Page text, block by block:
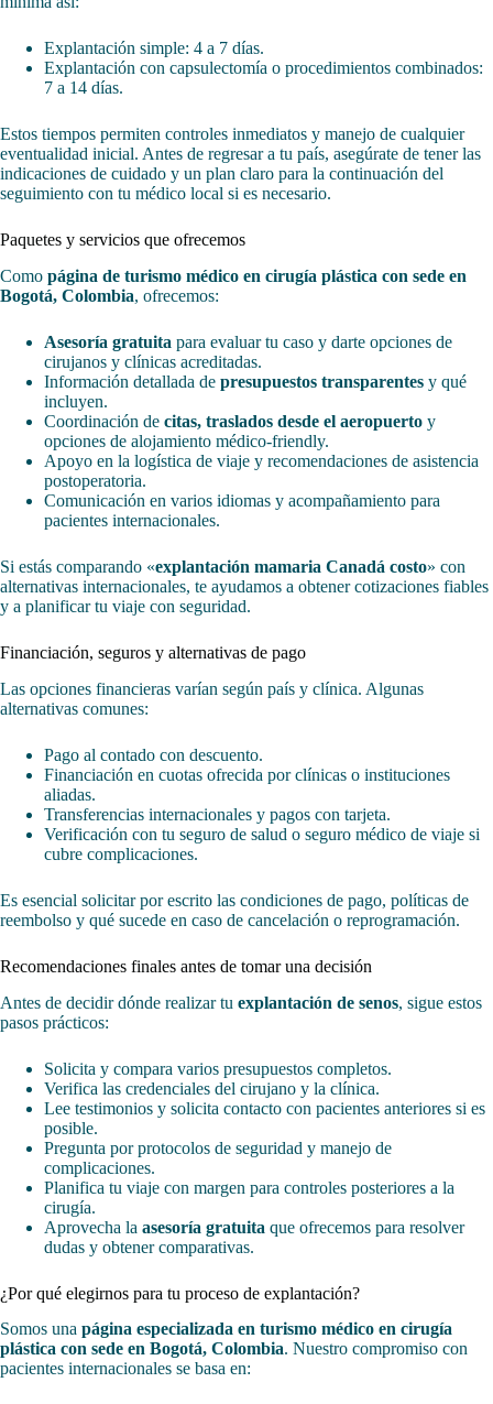
Explantación simple: 4 a 7 días.
Explantación con capsulectomía o procedimientos combinados:
7 a 14 días.
Estos tiempos permiten controles inmediatos y manejo de cualquier
eventualidad inicial. Antes de regresar a tu país, asegúrate de tener las
indicaciones de cuidado y un plan claro para la continuación del
seguimiento con tu médico local si es necesario.
Paquetes y servicios que ofrecemos
Como página de turismo médico en cirugía plástica con sede en
Bogotá, Colombia, ofrecemos:
Asesoría gratuita para evaluar tu caso y darte opciones de
cirujanos y clínicas acreditadas.
Información detallada de presupuestos transparentes y qué
incluyen.
Coordinación de citas, traslados desde el aeropuerto y
opciones de alojamiento médico-friendly.
Apoyo en la logística de viaje y recomendaciones de asistencia
postoperatoria.
Comunicación en varios idiomas y acompañamiento para
pacientes internacionales.
Si estás comparando «explantación mamaria Canadá costo» con
alternativas internacionales, te ayudamos a obtener cotizaciones fiables
y a planificar tu viaje con seguridad.
Financiación, seguros y alternativas de pago
Las opciones financieras varían según país y clínica. Algunas
alternativas comunes:
Pago al contado con descuento.
Financiación en cuotas ofrecida por clínicas o instituciones
aliadas.
Transferencias internacionales y pagos con tarjeta.
Verificación con tu seguro de salud o seguro médico de viaje si
cubre complicaciones.
Es esencial solicitar por escrito las condiciones de pago, políticas de
reembolso y qué sucede en caso de cancelación o reprogramación.
Recomendaciones finales antes de tomar una decisión
Antes de decidir dónde realizar tu explantación de senos, sigue estos
pasos prácticos:
Solicita y compara varios presupuestos completos.
Verifica las credenciales del cirujano y la clínica.
Lee testimonios y solicita contacto con pacientes anteriores si es
posible.
Pregunta por protocolos de seguridad y manejo de
complicaciones.
Planifica tu viaje con margen para controles posteriores a la
cirugía.
Aprovecha la asesoría gratuita que ofrecemos para resolver
dudas y obtener comparativas.
¿Por qué elegirnos para tu proceso de explantación?
Somos una página especializada en turismo médico en cirugía
plástica con sede en Bogotá, Colombia. Nuestro compromiso con
pacientes internacionales se basa en: